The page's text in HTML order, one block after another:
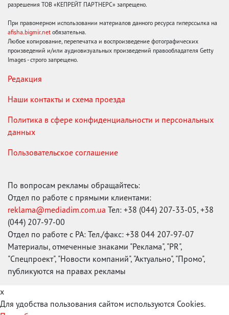
разрешения ТОВ «КЕПРЕЙТ ПАРТНЕРС» запрещено.
При правомерном использовании материалов данного ресурса гиперссылка на
afisha.bigmir.net обязательна.
Любое копирование, перепечатка и воспроизведение фотографических
произведений и/или аудиовизуальных произведений правообладателя Getty
Images - строго запрещено.
Редакция
Наши контакты и схема проезда
Политика в сфере конфиденциальности и персональных
данных
Пользовательское соглашение
По вопросам рекламы обращайтесь:
Отдел по работе с прямыми клиентами:
reklama@mediadim.com.ua Тел: +38 (044) 207-33-05, +38
(044) 207-97-00
Отдел по работе с РА: Тел./факс: +38 044 207-97-07
Материалы, отмеченные знаками "Реклама", "PR",
"Спецпроект", "Новости компаний", "Актуально", "Промо",
публикуются на правах рекламы
x
Для удобства пользования сайтом используются Cookies.